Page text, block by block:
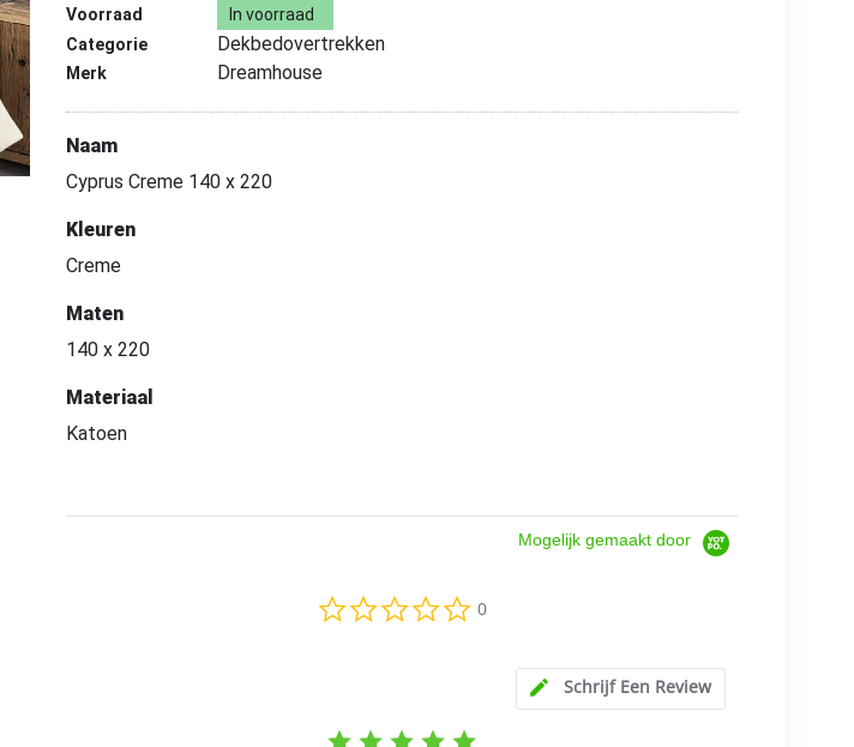
Voorraad
In voorraad
Categorie
Dekbedovertrekken
Merk Dreamhouse
Naam
Cyprus Creme 140 x 220
Kleuren
Creme
Maten
140 x 220
Materiaal
Katoen
Mogelijk gemaakt door
star
0
Schrijf Een Review